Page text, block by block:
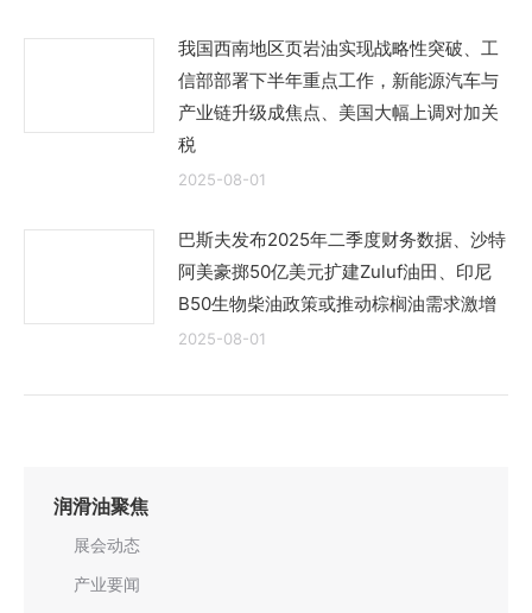
我国西南地区页岩油实现战略性突破、工
信部部署下半年重点工作，新能源汽车与
产业链升级成焦点、美国大幅上调对加关
税
2025-08-01
巴斯夫发布2025年二季度财务数据、沙特
阿美豪掷50亿美元扩建Zuluf油田、印尼
B50生物柴油政策或推动棕榈油需求激增
2025-08-01
润滑油聚焦
展会动态
产业要闻